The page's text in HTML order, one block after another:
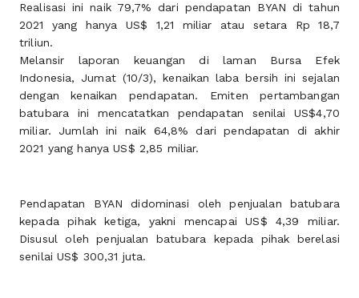
Realisasi ini naik 79,7% dari pendapatan BYAN di tahun
2021 yang hanya US$ 1,21 miliar atau setara Rp 18,7
triliun.
Melansir laporan keuangan di laman Bursa Efek
Indonesia, Jumat (10/3), kenaikan laba bersih ini sejalan
dengan kenaikan pendapatan. Emiten pertambangan
batubara ini mencatatkan pendapatan senilai US$4,70
miliar. Jumlah ini naik 64,8% dari pendapatan di akhir
2021 yang hanya US$ 2,85 miliar.
Pendapatan BYAN didominasi oleh penjualan batubara
kepada pihak ketiga, yakni mencapai US$ 4,39 miliar.
Disusul oleh penjualan batubara kepada pihak berelasi
senilai US$ 300,31 juta.